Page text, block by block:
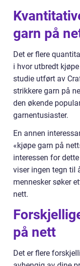
garn på
Det er flere
i hvor utbredt
studie utført av
strikkere garn på
den økende
garnentusiaster.
En annen
«kjøpe garn på
interessen for
viser ingen tegn til
mennesker søker
nett.
på nett
Det er flere